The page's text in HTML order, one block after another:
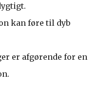
kan føre til dyb
er afgørende for en